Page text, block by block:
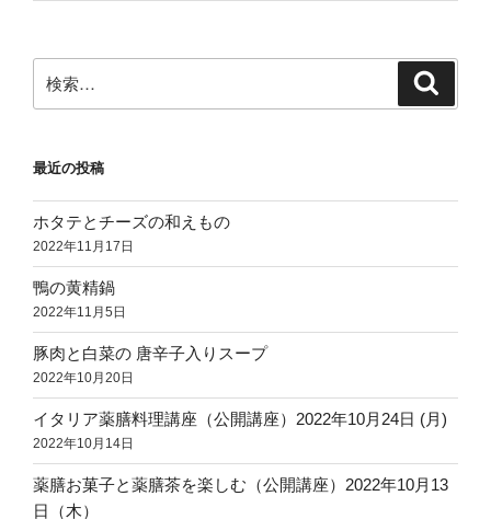
索:
最近の投稿
ホタテとチーズの和えもの
2022年11月17日
鴨の黄精鍋
2022年11月5日
豚肉と白菜の 唐辛子入りスープ
2022年10月20日
イタリア薬膳料理講座（公開講座）2022年10月24日 (月)
2022年10月14日
薬膳お菓子と薬膳茶を楽しむ（公開講座）2022年10月13
日（木）